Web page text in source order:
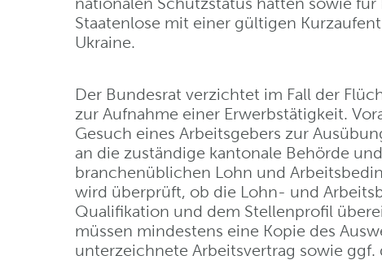
Staatenlose mit einer gültigen
Ukraine.
Der Bundesrat verzichtet im Fall der
zur Aufnahme einer Erwerbstätigkeit.
Gesuch eines Arbeitsgebers zur
an die zuständige kantonale Behörde
branchenüblichen Lohn und
wird überprüft, ob die Lohn- und
Qualifikation und dem Stellenprofil
müssen mindestens eine Kopie des
unterzeichnete Arbeitsvertrag sowie